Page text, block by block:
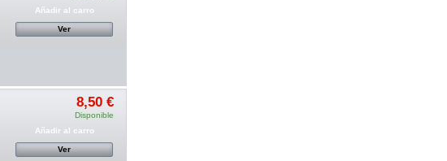
Añadir al carro
Ver
8,50 €
Disponible
Añadir al carro
Ver